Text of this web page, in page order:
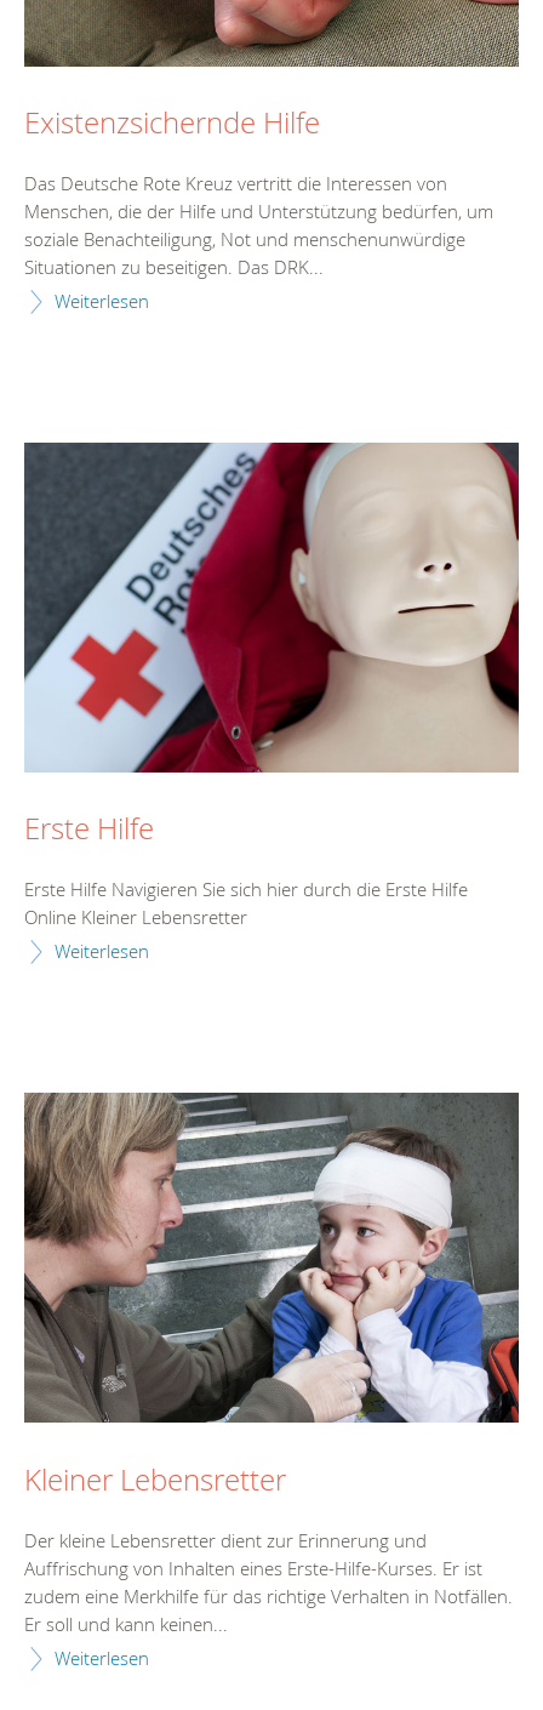
Existenzsichernde Hilfe
Das Deutsche Rote Kreuz vertritt die Interessen von
Menschen, die der Hilfe und Unterstützung bedürfen, um
soziale Benachteiligung, Not und menschenunwürdige
Situationen zu beseitigen. Das DRK...
Weiterlesen
Erste Hilfe
Erste Hilfe Navigieren Sie sich hier durch die Erste Hilfe
Online Kleiner Lebensretter
Weiterlesen
Kleiner Lebensretter
Der kleine Lebensretter dient zur Erinnerung und
Auffrischung von Inhalten eines Erste-Hilfe-Kurses. Er ist
zudem eine Merkhilfe für das richtige Verhalten in Notfällen.
Er soll und kann keinen...
Weiterlesen